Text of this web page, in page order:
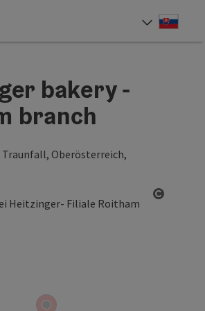
bakery -
branch
Oberösterreich,